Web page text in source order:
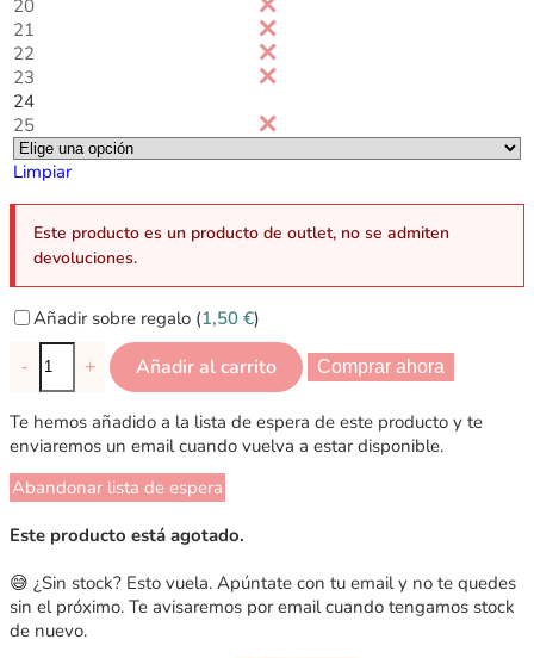
20
21
22
23
24
25
Limpiar
Este producto es un producto de outlet, no se admiten
devoluciones.
Añadir sobre regalo (1,50 €)
- + Añadir al carrito Comprar ahora
Te hemos añadido a la lista de espera de este producto y te
enviaremos un email cuando vuelva a estar disponible.
Abandonar lista de espera
Este producto está agotado.
😅 ¿Sin stock? Esto vuela. Apúntate con tu email y no te quedes
sin el próximo. Te avisaremos por email cuando tengamos stock
de nuevo.